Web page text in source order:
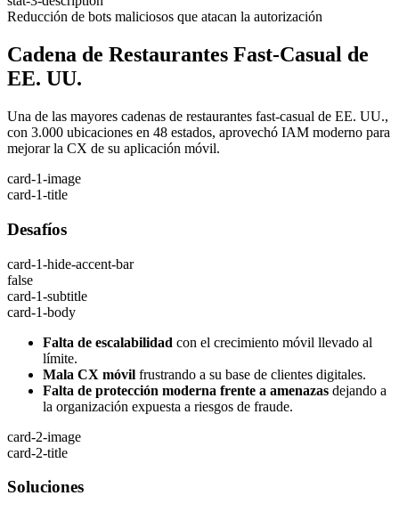
Reducción de bots maliciosos que atacan la autorización
Cadena de Restaurantes Fast-Casual de
EE. UU.
Una de las mayores cadenas de restaurantes fast-casual de EE. UU.,
con 3.000 ubicaciones en 48 estados, aprovechó IAM moderno para
mejorar la CX de su aplicación móvil.
card-1-image
card-1-title
Desafíos
card-1-hide-accent-bar
false
card-1-subtitle
card-1-body
Falta de escalabilidad con el crecimiento móvil llevado al
límite.
Mala CX móvil frustrando a su base de clientes digitales.
Falta de protección moderna frente a amenazas dejando a
la organización expuesta a riesgos de fraude.
card-2-image
card-2-title
Soluciones